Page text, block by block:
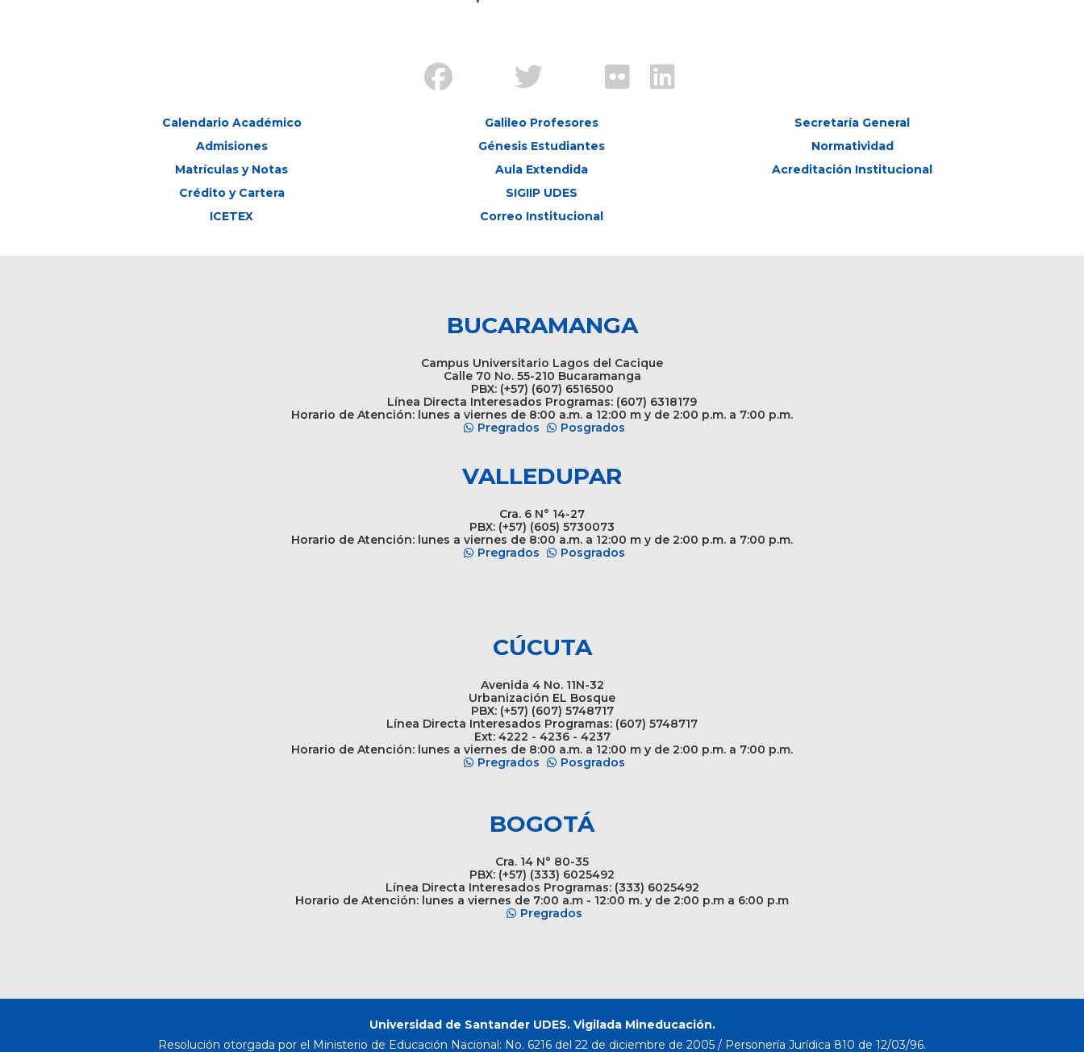
Calendario Académico
Admisiones
Matrículas y Notas
Crédito y Cartera
ICETEX
Galileo Profesores
Génesis Estudiantes
Aula Extendida
SIGIIP UDES
Correo Institucional
Secretaría General
Normatividad
Acreditación Institucional
BUCARAMANGA
Campus Universitario Lagos del Cacique
Calle 70 No. 55-210 Bucaramanga
PBX: (+57) (607) 6516500
Línea Directa Interesados Programas: (607) 6318179
Horario de Atención: lunes a viernes de 8:00 a.m. a 12:00 m y de 2:00 p.m. a 7:00 p.m.
Pregrados
Posgrados
VALLEDUPAR
Cra. 6 N° 14-27
PBX: (+57) (605) 5730073
Horario de Atención: lunes a viernes de 8:00 a.m. a 12:00 m y de 2:00 p.m. a 7:00 p.m.
Pregrados
Posgrados
CÚCUTA
Avenida 4 No. 11N-32
Urbanización EL Bosque
PBX: (+57) (607) 5748717
Línea Directa Interesados Programas: (607) 5748717
Ext: 4222 - 4236 - 4237
Horario de Atención: lunes a viernes de 8:00 a.m. a 12:00 m y de 2:00 p.m. a 7:00 p.m.
Pregrados
Posgrados
BOGOTÁ
Cra. 14 N° 80-35
PBX: (+57) (333) 6025492
Línea Directa Interesados Programas: (333) 6025492
Horario de Atención: lunes a viernes de 7:00 a.m - 12:00 m. y de 2:00 p.m a 6:00 p.m
Pregrados
Universidad de Santander UDES. Vigilada Mineducación.
Resolución otorgada por el Ministerio de Educación Nacional: No. 6216 del 22 de diciembre de 2005 / Personería Jurídica 810 de 12/03/96.